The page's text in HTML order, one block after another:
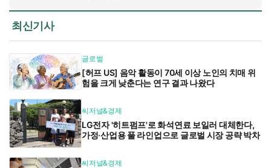
최신기사
글로벌
[허프 US] 음악 활동이 70세 이상 노인의 치매 위
험을 크게 낮춘다는 연구 결과 나왔다
씨저널&경제
LG전자 '히트펌프'로 화석연료 보일러 대체한다,
가정·산업용 풀 라인업으로 글로벌 시장 공략 박차
씨저널&경제